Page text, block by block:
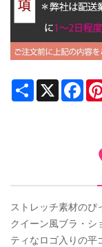
Share X
ストレッチ素材のぴ
クイーン風ブラ・シ
ティなロゴ入りの平